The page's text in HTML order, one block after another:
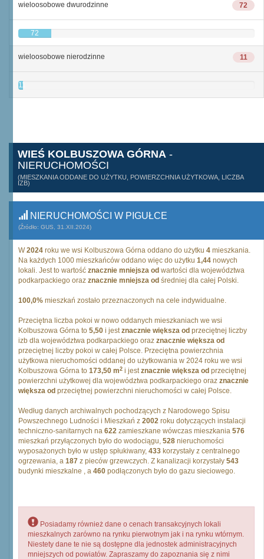
72
wieloosobowe dwurodzinne
72
11
wieloosobowe nierodzinne
11
WIEŚ KOLBUSZOWA GÓRNA -
NIERUCHOMOŚCI
(MIESZKANIA ODDANE DO UŻYTKU, POWIERZCHNIA UŻYTKOWA, LICZBA
IZB)
NIERUCHOMOŚCI W PIGUŁCE
(Źródło: GUS, 31.XII.2024)
W2024 roku we wsi Kolbuszowa Górna oddano do użytku 4 mieszkania.
Na każdych 1000 mieszkańców oddano więc do użytku 1,44 nowych
lokali. Jest to wartość znacznie mniejsza od wartości dla województwa
podkarpackiego oraz znacznie mniejsza od średniej dla całej Polski.
100,0% mieszkań zostało przeznaczonych na cele indywidualne.
Przeciętna liczba pokoi w nowo oddanych mieszkaniach we wsi
Kolbuszowa Górna to 5,50 i jestznacznie większa od przeciętnej liczby
izb dla województwa podkarpackiego oraz znacznie większa od
przeciętnej liczby pokoi w całej Polsce. Przeciętna powierzchnia
użytkowa nieruchomości oddanej do użytkowania w 2024 roku we wsi
Kolbuszowa Górna to 173,50 m2 i jestznacznie większa od przeciętnej
powierzchni użytkowej dla województwa podkarpackiego oraz znacznie
większa od przeciętnej powierzchni nieruchomości w całej Polsce.
Według danych archiwalnych pochodzących z Narodowego Spisu
Powszechnego Ludności i Mieszkań z 2002 roku dotyczących instalacji
techniczno-sanitarnych na 622 zamieszkane wówczas mieszkania 576
mieszkań przyłączonych było do wodociągu, 528 nieruchomości
wyposażonych było w ustęp spłukiwany, 433 korzystały z centralnego
ogrzewania, a 187 z pieców grzewczych. Z kanalizacji korzystały 543
budynki mieszkalne , a 460 podłączonych było do gazu sieciowego.
Posiadamy również dane o cenach transakcyjnych lokali
mieszkalnych zarówno na rynku pierwotnym jak i na rynku wtórnym.
Niestety dane te nie są dostępne dla jednostek administracyjnych
mniejszych od powiatów. Zapraszamy do zapoznania się z nimi